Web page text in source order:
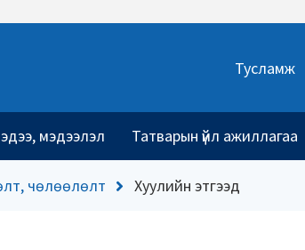
Тусламж
мэдээлэл Татварын үйл ажиллагаа
чөлөөлөлт Хуулийн этгээд